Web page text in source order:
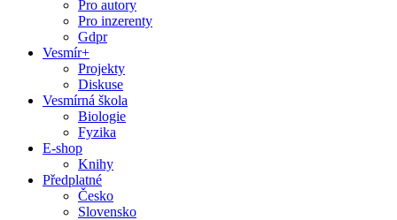
Pro autory
Pro inzerenty
Gdpr
Vesmír+
Projekty
Diskuse
Vesmírná škola
Biologie
Fyzika
E-shop
Knihy
Předplatné
Česko
Slovensko